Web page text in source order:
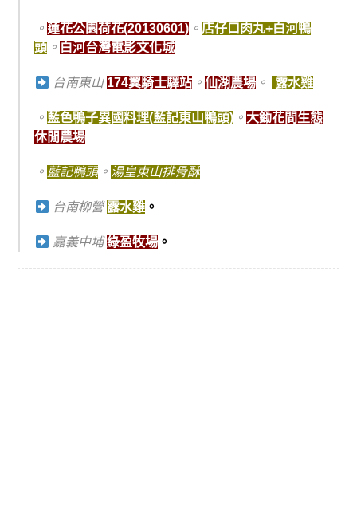
。 蓮花公園荷花(20130601) 。 店仔口肉丸+白河鴨
頭 。 白河台灣電影文化城
台南東山 174翼騎士驛站。 仙湖農場。 露水雞
。 藍色鴨子異國料理(藍記東山鴨頭) 。 大鋤花間生態
休閒農場
。 藍記鴨頭 。 湯皇東山排骨酥
台南柳營 露水雞。
嘉義中埔綠盈牧場。